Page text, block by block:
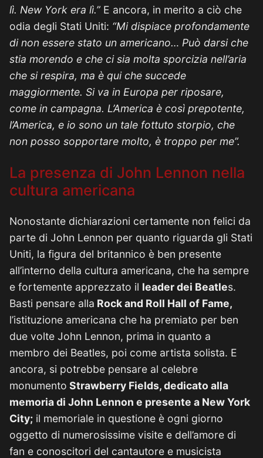
lì. New York era lì.” E ancora, in merito a ciò che
odia degli Stati Uniti: “Mi dispiace profondamente
di non essere stato un americano… Può darsi che
stia morendo e che ci sia molta sporcizia nell’aria
che si respira, ma è qui che succede
maggiormente. Si va in Europa per riposare,
come in campagna. L’America è così prepotente,
l’America, e io sono un tale fottuto storpio, che
non posso sopportare molto, è troppo per me”.
La presenza di John Lennon nella
cultura americana
Nonostante dichiarazioni certamente non felici da
parte di John Lennon per quanto riguarda gli Stati
Uniti, la figura del britannico è ben presente
all’interno della cultura americana, che ha sempre
e fortemente apprezzato il leader dei Beatles.
Basti pensare alla Rock and Roll Hall of Fame,
l’istituzione americana che ha premiato per ben
due volte John Lennon, prima in quanto a
membro dei Beatles, poi come artista solista. E
ancora, si potrebbe pensare al celebre
monumento Strawberry Fields, dedicato alla
memoria di John Lennon e presente a New York
City; il memoriale in questione è ogni giorno
oggetto di numerosissime visite e dell’amore di
fan e conoscitori del cantautore e musicista